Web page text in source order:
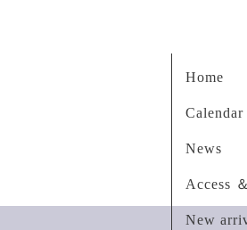
Home
Calendar
News
Access
New